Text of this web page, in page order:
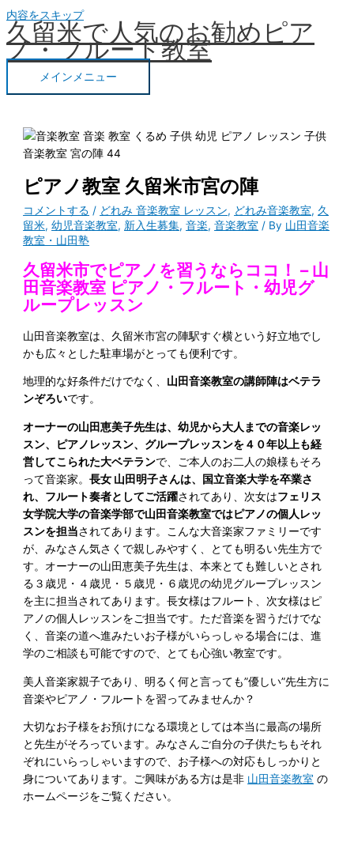
内容をスキップ
久留米で人気のお勧めピア
ノ・フルート教室
メインメニュー
ピアノ教室 久留米市宮の陣
コメントする / どれみ 音楽教室 レッスン, どれみ音楽教室, 久
留米,幼児音楽教室, 新入生募集,音楽,音楽教室 / By 山田音楽
教室・山田塾
久留米市でピアノを習うならココ！ – 山
田音楽教室 ピアノ・フルート・幼児グ
ループレッスン
山田音楽教室は、久留米市宮の陣駅すぐ横という好立地でし
かも広々とした駐車場がとっても便利です。
地理的な好条件だけでなく、 山田音楽教室の講師陣はベテラ
ンぞろいです。
オーナーの山田恵美子先生は、幼児から大人までの音楽レッ
スン、ピアノレッスン、グループレッスンを４０年以上も経
営してこられた大ベテランで、ご本人のお二人の娘様もそろ
って音楽家。長女 山田明子さんは、国立音楽大学を卒業さ
れ、フルート奏者としてご活躍されてあり、次女はフェリス
女学院大学の音楽学部で山田音楽教室ではピアノの個人レッ
スンを担当されてあります。こんな大音楽家ファミリーです
が、みなさん気さくで親しみやすく、とても明るい先生方で
す。オーナーの山田恵美子先生は、本来とても難しいとされ
る３歳児・４歳児・５歳児・６歳児の幼児グループレッスン
を主に担当されてあります。長女様はフルート、次女様はピ
アノの個人レッスンをご担当です。ただ音楽を習うだけでな
く、音楽の道へ進みたいお子様がいらっしゃる場合には、進
学のご相談も可能ですので、とても心強い教室です。
美人音楽家親子であり、明るく何と言っても”優しい”先生方に
音楽やピアノ・フルートを習ってみませんか？
大切なお子様をお預けになる環境としては本当に最高の場所
と先生がそろっています。みなさんご自分の子供たちもそれ
ぞれにいらっしゃいますので、お子様への対応もしっかりと
身についてあります。ご興味がある方は是非 山田音楽教室 の
ホームページをご覧ください。